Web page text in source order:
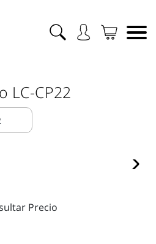
LC-CP22
Precio